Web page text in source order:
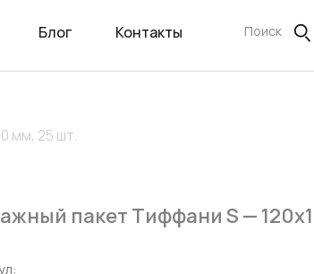
Поиск
Контакты
Блог
мм, 25 шт.
пакет Тиффани S —